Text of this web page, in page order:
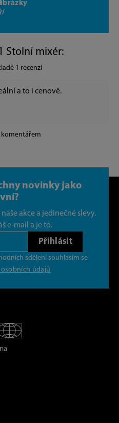
Stolní mixér:
1 recenzí
a to i cenově.
novinky jako
akce a jedinečné slevy.
e-mail a je to.
Přihlásit
sdělení souhlasím se
údajů